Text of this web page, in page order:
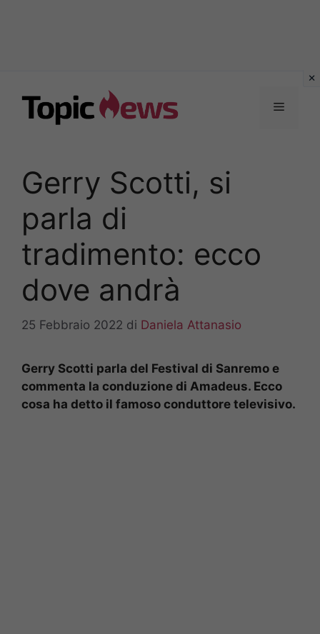
contenuto
Menu
Gerry Scotti, si
parla di
tradimento: ecco
dove andrà
25 Febbraio 2022 di Daniela Attanasio
Gerry Scotti parla del Festival di Sanremo e
commenta la conduzione di Amadeus. Ecco
cosa ha detto il famoso conduttore televisivo.